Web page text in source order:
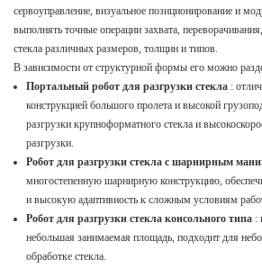
сервоуправление, визуальное позиционирование и
выполнять точные операции захвата,
стекла различных размеров, толщин и типов.
В зависимости от структурной формы его можно
Портальный робот для разгрузки стекла :
конструкцией большого пролета и высокой
разгрузки крупноформатного стекла и
разгрузки.
Робот для разгрузки стекла с шарнирным
многостепенную шарнирную конструкцию,
и высокую адаптивность к сложным условиям
Робот для разгрузки стекла консольного типа :
небольшая занимаемая площадь, подходит для
обработке стекла.